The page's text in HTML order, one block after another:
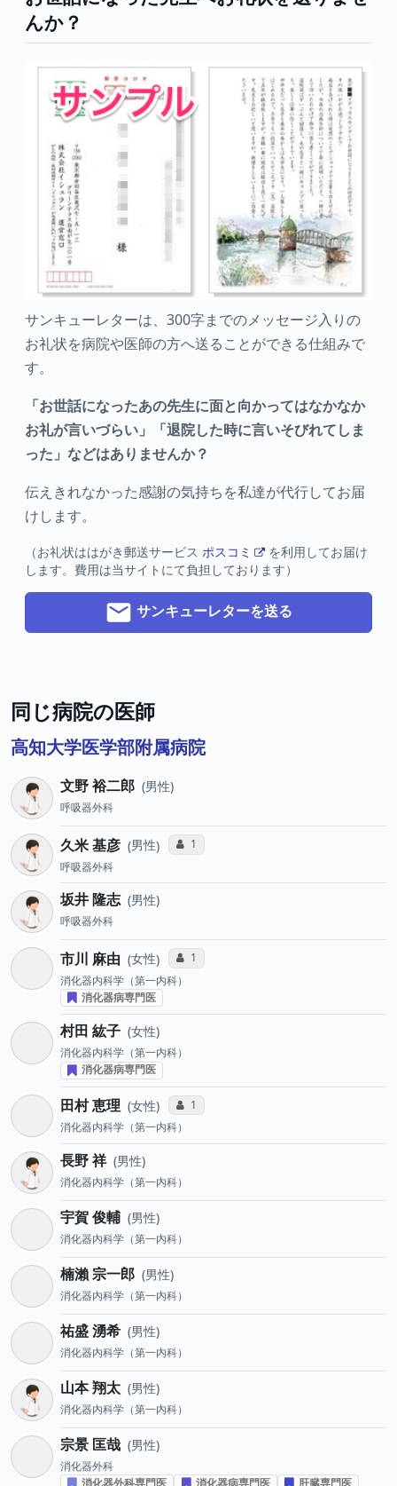
んか？
サンキューレターは、300字までのメッセージ入りの
お礼状を病院や医師の方へ送ることができる仕組みで
す。
「お世話になったあの先生に面と向かってはなかなか
お礼が言いづらい」「退院した時に言いそびれてしま
った」などはありませんか？
伝えきれなかった感謝の気持ちを私達が代行してお届
けします。
（お礼状ははがき郵送サービス ポスコミ
を利用してお届け
します。費用は当サイトにて負担しております）
サンキューレターを送る
同じ病院の医師
高知大学医学部附属病院
文野 裕二郎 男性
呼吸器外科
久米 基彦 男性 コミュニケーション・タイプ投票数
1
呼吸器外科
坂井 隆志 男性
呼吸器外科
市川 麻由 女性 コミュニケーション・タイプ投票数
1
消化器内科学（第一内科）
消化器病専門医
村田 紘子 女性
消化器内科学（第一内科）
消化器病専門医
田村 恵理 女性 コミュニケーション・タイプ投票数
1
消化器内科学（第一内科）
長野 祥 男性
消化器内科学（第一内科）
宇賀 俊輔 男性
消化器内科学（第一内科）
楠瀨 宗一郎 男性
消化器内科学（第一内科）
祐盛 湧希 男性
消化器内科学（第一内科）
山本 翔太 男性
消化器内科学（第一内科）
宗景 匡哉 男性
消化器外科
消化器外科専門医
消化器病専門医 肝臓専門医